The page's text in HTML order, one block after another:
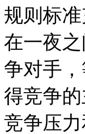
规则标
在一夜
争对手
得竞争
竞争压